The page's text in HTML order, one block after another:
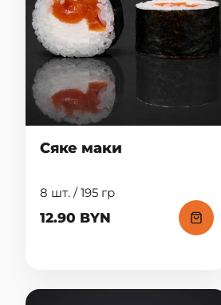
Сяке маки
8 шт. / 195 гр
12.90 BYN